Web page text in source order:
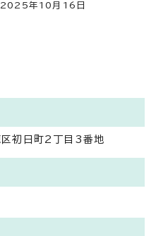
年10月16日
初日町2丁目3番地